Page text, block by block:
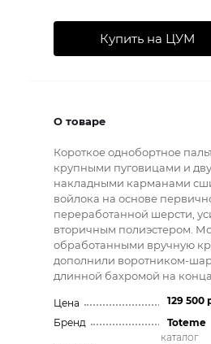
Купить на ЦУМ
О товаре
Короткое однобортное
крупными пуговицами и
накладными карманами
войлока на основе
переработанной шерсти,
вторичным полиэстером.
обработанными вручную
дополнили воротником-
длинной бахромой на
Цена
129 500
Бренд
Toteme
каталог